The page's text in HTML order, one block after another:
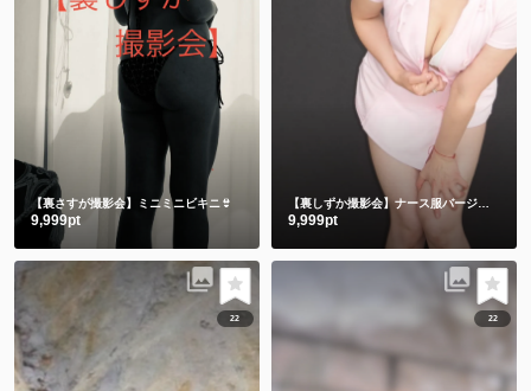
【裏さすが撮影会】ミニミニビキニ👙
9,999pt
【裏しずか撮影会】ナース服バージョン
9,999pt
22 22